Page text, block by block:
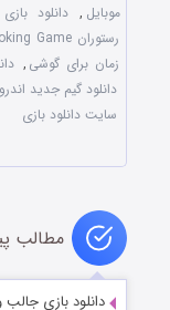
موبایل , دانلود
رستوران Rising Super Chef 2: Cooking Game
زمان برای گوشی ,
دانلود گیم جدید
سایت دانلود بازی
مطالب